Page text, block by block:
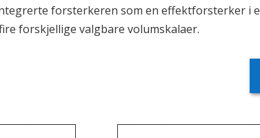
forsterkeren som en effektforsterker i
forskjellige valgbare volumskalaer.